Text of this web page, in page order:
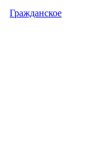
Гражданское